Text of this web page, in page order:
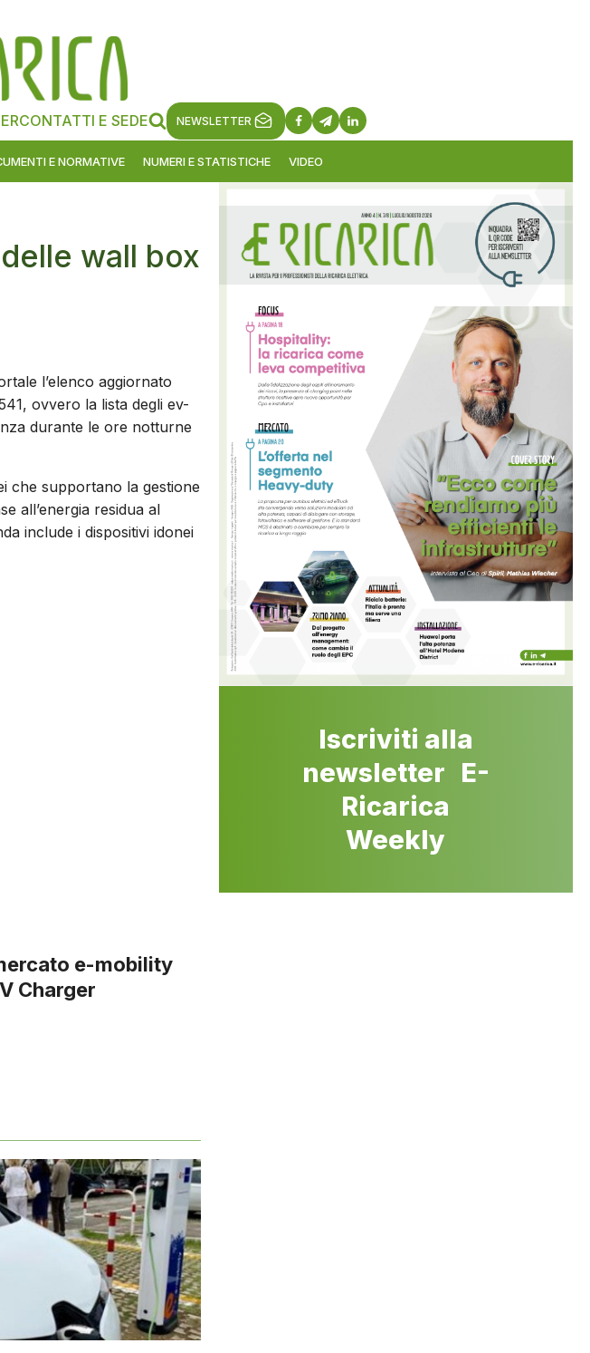
CONTATTI E SEDE NEWSLETTER
E NORMATIVE NUMERI E STATISTICHE VIDEO
wall box
l’elenco aggiornato
ovvero la lista degli ev-
durante le ore notturne
che supportano la gestione
all’energia residua al
include i dispositivi idonei
e-mobility
Charger
Iscriviti alla
newsletter E-
Ricarica
Weekly